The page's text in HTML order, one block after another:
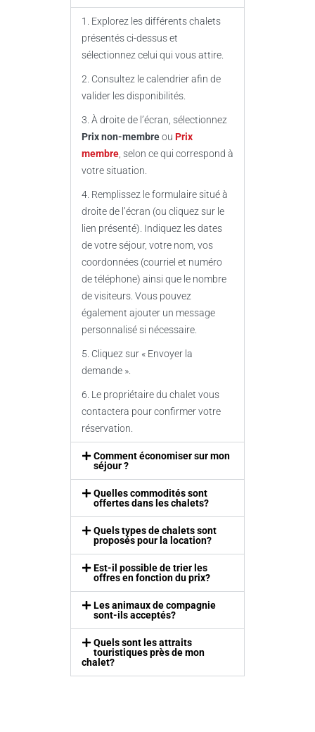
1. Explorez les différents chalets
présentés ci-dessus et
sélectionnez celui qui vous attire.
2. Consultez le calendrier afin de
valider les disponibilités.
3. À droite de l’écran, sélectionnez
Prix non-membreou Prix
membre , selon ce qui correspond à
votre situation.
4. Remplissez le formulaire situé à
droite de l’écran (ou cliquez sur le
lien présenté). Indiquez les dates
de votre séjour, votre nom, vos
coordonnées (courriel et numéro
de téléphone) ainsi que le nombre
de visiteurs. Vous pouvez
également ajouter un message
personnalisé si nécessaire.
5. Cliquez sur « Envoyer la
demande ».
6. Le propriétaire du chalet vous
contactera pour confirmer votre
réservation.
Comment économiser sur mon
séjour ?
Quelles commodités sont
offertes dans les chalets?
Quels types de chalets sont
proposés pour la location?
Est-il possible de trier les
offres en fonction du prix?
Les animaux de compagnie
sont-ils acceptés?
Quels sont les attraits
touristiques près de mon
chalet?